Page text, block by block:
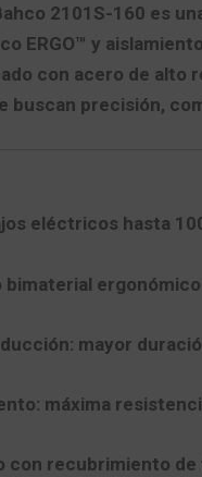
2101S-160 es
ERGO™ y
con acero de
buscan precisión,
eléctricos hasta
bimaterial
: mayor
: máxima
con recubrimiento